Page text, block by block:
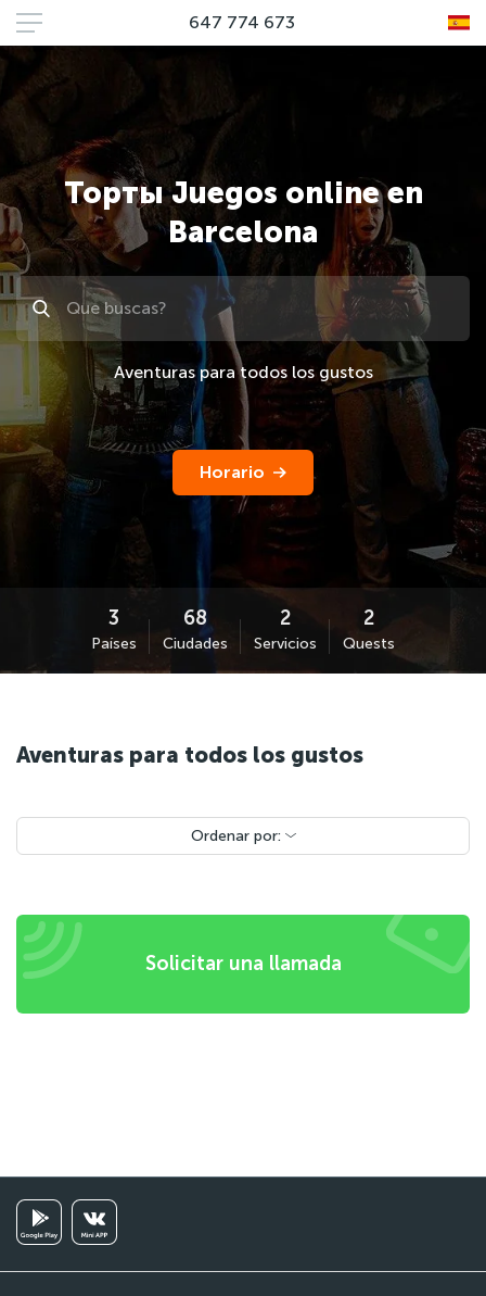
647 774 673
Торты Juegos online en
Barcelona
Поиск
Aventuras para todos los gustos
Horario
Países Ciudades Servicios Quests
Aventuras para todos los gustos
Ordenar por:
Solicitar una llamada